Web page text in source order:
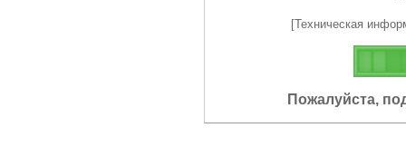
[Техническая
Пожалуйста,